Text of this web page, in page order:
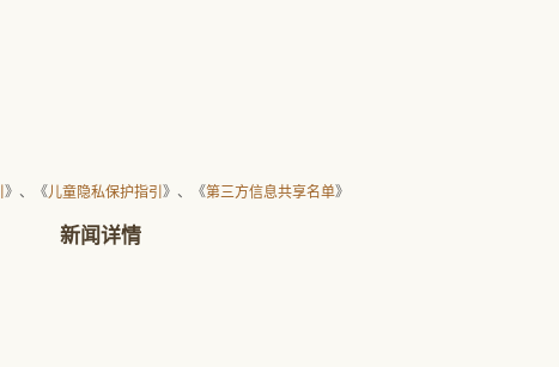
》、《儿童隐私保护指引 》、《第三方信息共享名单》
新闻详情